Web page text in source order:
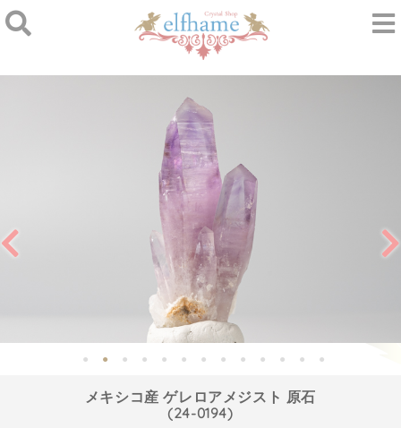
メキシコ産 ゲレロアメジスト 原石
(24-0194)